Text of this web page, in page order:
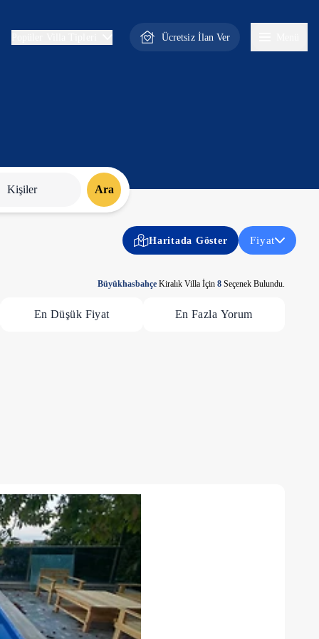
Ücretsiz İlan Ver
Kişiler Ara
Haritada Göster Fiyat
Büyükhasbahçe Kiralık Villa İçin 8 Seçenek Bulundu.
En Düşük Fiyat En Fazla Yorum